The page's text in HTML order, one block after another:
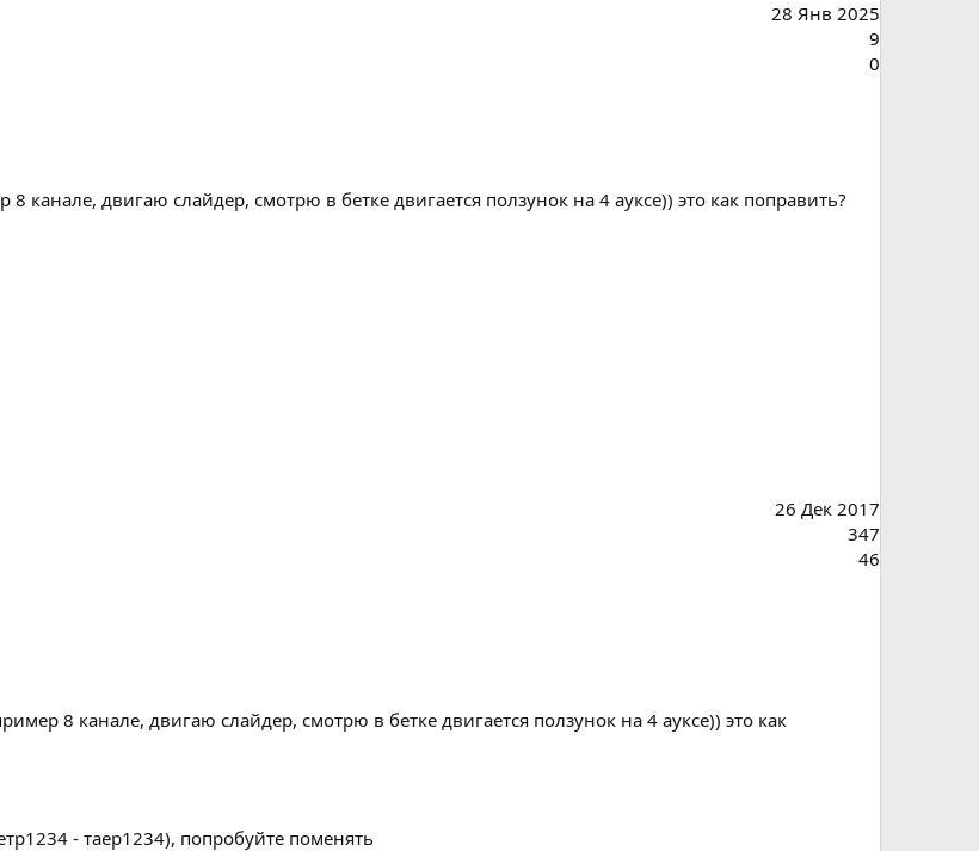
28 Янв 2025
9
0
канале, двигаю слайдер, смотрю в бетке двигается ползунок на 4 ауксе)) это как поправить?
26 Дек 2017
347
46
8 канале, двигаю слайдер, смотрю в бетке двигается ползунок на 4 ауксе)) это как
- таер1234), попробуйте поменять